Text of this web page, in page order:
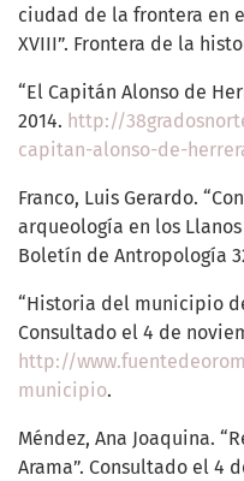
ciudad de la frontera en
XVIII”. Frontera de la
“El Capitán Alonso de
2014. http://
capitan-alonso-de-
Franco, Luis Gerardo.
arqueología en los
Boletín de Antropología
“Historia del municipio
Consultado el 4 de
http://
municipio.
Méndez, Ana Joaquina.
Arama”. Consultado el 4